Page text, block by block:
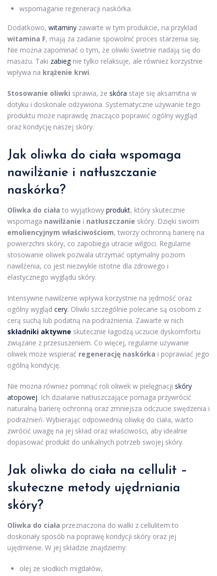
wspomaganie regeneracji naskórka.
Dodatkowo, witaminy zawarte w tym produkcie, na przykład
witamina F, mają za zadanie spowolnić proces starzenia się.
Nie można zapominać o tym, że oliwki świetnie nadają się do
masażu. Taki zabieg nie tylko relaksuje, ale również korzystnie
wpływa na krążenie krwi.
Stosowanie oliwki sprawia, że skóra staje się aksamitna w
dotyku i doskonale odżywiona. Systematyczne używanie tego
produktu może naprawdę znacząco poprawić ogólny wygląd
oraz kondycję naszej skóry.
Jak oliwka do ciała wspomaga
nawilżanie i natłuszczanie
naskórka?
Oliwka do ciała to wyjątkowy produkt, który skutecznie
wspomaga nawilżanie i natłuszczanie skóry. Dzięki swoim
emoliencyjnym właściwościom, tworzy ochronną barierę na
powierzchni skóry, co zapobiega utracie wilgoci. Regularne
stosowanie oliwek pozwala utrzymać optymalny poziom
nawilżenia, co jest niezwykle istotne dla zdrowego i
elastycznego wyglądu skóry.
Intensywne nawilżenie wpływa korzystnie na jędrność oraz
ogólny wygląd cery. Oliwki szczególnie polecane są osobom z
cerą suchą lub podatną na podrażnienia. Zawarte w nich
składniki aktywne skutecznie łagodzą uczucie dyskomfortu
związane z przesuszeniem. Co więcej, regularne używanie
oliwek może wspierać regenerację naskórka i poprawiać jego
ogólną kondycję.
Nie można również pominąć roli oliwek w pielęgnacji skóry
atopowej. Ich działanie natłuszczające pomaga przywrócić
naturalną barierę ochronną oraz zmniejsza odczucie swędzenia i
podrażnień. Wybierając odpowiednią oliwkę do ciała, warto
zwrócić uwagę na jej skład oraz właściwości, aby idealnie
dopasować produkt do unikalnych potrzeb swojej skóry.
Jak oliwka do ciała na cellulit –
skuteczne metody ujędrniania
skóry?
Oliwka do ciała przeznaczona do walki z cellulitem to
doskonały sposób na poprawę kondycji skóry oraz jej
ujędrnienie. W jej składzie znajdziemy:
olej ze słodkich migdałów,